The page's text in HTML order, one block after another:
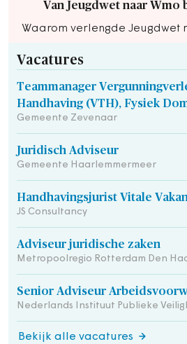
Van Jeugdwet naar
Waarom verlengde Jeugdwet
Vacatures
Teammanager
Handhaving (VTH), Fysiek
Gemeente Zevenaar
Juridisch Adviseur
Gemeente Haarlemmermeer
Handhavingsjurist Vitale
JS Consultancy
Adviseur juridische zaken
Metropoolregio Rotterdam Den
Senior Adviseur
Nederlands Instituut Publieke
Bekijk alle vacatures